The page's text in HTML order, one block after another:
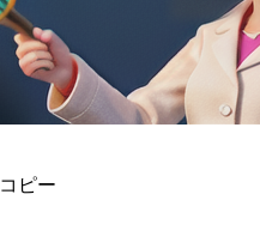
コピー